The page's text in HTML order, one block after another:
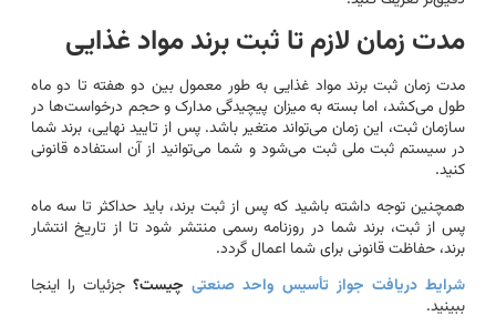
مدت زمان لازم تا ثبت برند مواد غذایی
مدت زمان ثبت برند مواد غذایی به طور معمول بین دو هفته تا دو ماه
طول می‌کشد، اما بسته به میزان پیچیدگی مدارک و حجم درخواست‌ها در
سازمان ثبت، این زمان می‌تواند متغیر باشد. پس از تایید نهایی، برند شما
در سیستم ثبت ملی ثبت می‌شود و شما می‌توانید از آن استفاده قانونی
کنید.
همچنین توجه داشته باشید که پس از ثبت برند، باید حداکثر تا سه ماه
پس از ثبت، برند شما در روزنامه رسمی منتشر شود تا از تاریخ انتشار
برند، حفاظت قانونی برای شما اعمال گردد.
شرایط دریافت جواز تأسیس واحد صنعتی چیست؟ جزئیات را اینجا
ببینید.